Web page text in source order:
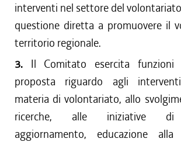
interventi nel settore del
questione diretta a promuovere il
territorio regionale.
3. Il Comitato esercita
proposta riguardo agli
materia di volontariato, allo
ricerche, alle iniziative di
aggiornamento, educazione